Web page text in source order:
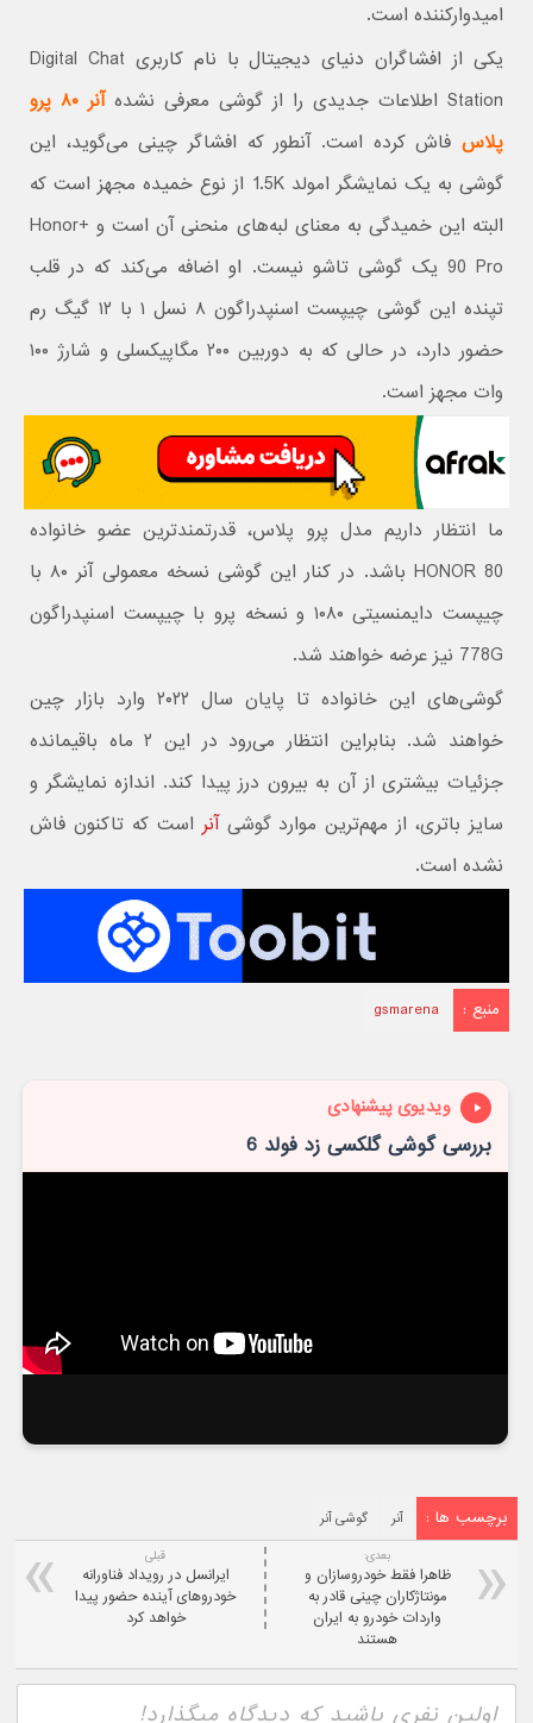
امیدوارکننده است.
یکی از افشاگران دنیای دیجیتال با نام کاربری Digital Chat
Station اطلاعات جدیدی را از گوشی معرفی نشده
آنر ۸۰ پرو
پلاس فاش کرده است. آنطور که افشاگر چینی می‌گوید، این
گوشی به یک نمایشگر امولد 1.5K از نوع خمیده مجهز است که
البته این خمیدگی به معنای لبه‌های منحنی آن است و +Honor
90 Pro یک گوشی تاشو نیست. او اضافه می‌کند که در قلب
تپنده این گوشی چیپست اسنپدراگون ۸ نسل ۱ با ۱۲ گیگ رم
حضور دارد، در حالی که به دوربین ۲۰۰ مگاپیکسلی و شارژ ۱۰۰
وات مجهز است.
ما انتظار داریم مدل پرو پلاس، قدرتمندترین عضو خانواده
HONOR 80 باشد. در کنار این گوشی نسخه معمولی آنر ۸۰ با
چیپست دایمنسیتی ۱۰۸۰ و نسخه پرو با چیپست اسنپدراگون
778G نیز عرضه خواهند شد.
گوشی‌های این خانواده تا پایان سال ۲۰۲۲ وارد بازار چین
خواهند شد. بنابراین انتظار می‌رود در این ۲ ماه باقیمانده
جزئیات بیشتری از آن به بیرون درز پیدا کند. اندازه نمایشگر و
سایز باتری، از مهم‌ترین موارد گوشیآنر است که تاکنون فاش
نشده است.
منبع : gsmarena
ویدیوی پیشنهادی
بررسی گوشی گلکسی زد فولد 6
برچسب ها : آنر گوشی آنر
قبلی
ایرانسل در رویداد فناورانه
خودروهای آینده حضور پیدا
خواهد کرد
بعدی:
ظاهرا فقط خودروسازان و
مونتاژکاران چینی قادر به
واردات خودرو به ایران
هستند